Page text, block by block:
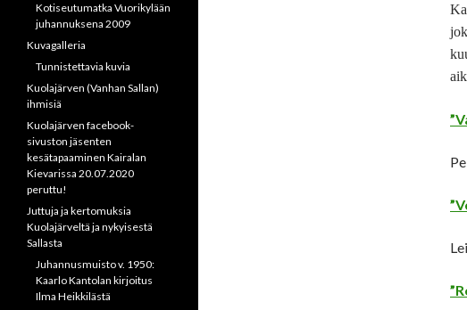
Kotiseutumatka Vuorikylään
juhannuksena 2009
Kuvagalleria
Tunnistettavia kuvia
Kuolajärven (Vanhan Sallan)
ihmisiä
Kuolajärven facebook-
sivuston jäsenten
kesätapaaminen Kairalan
Kievarissa 20.07.2020
peruttu!
Juttuja ja kertomuksia
Kuolajärveltä ja nykyisestä
Sallasta
Juhannusmuisto v. 1950:
Kaarlo Kantolan kirjoitus
Ilma Heikkilästä